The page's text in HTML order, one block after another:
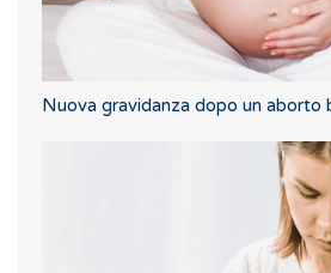
Nuova gravidanza dopo un aborto